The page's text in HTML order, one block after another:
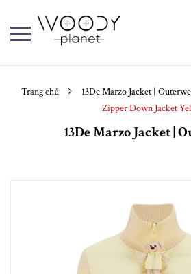
Trang chủ 13De Marzo Jacket |
Zipper Down Jacket
13De Marzo Jacket |